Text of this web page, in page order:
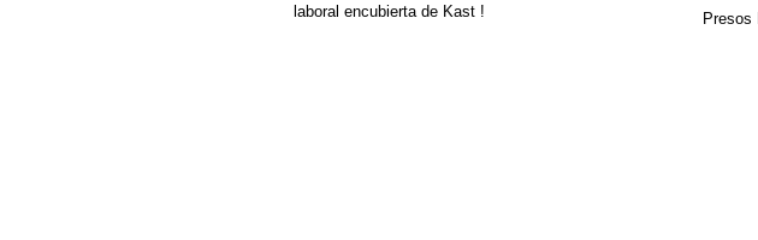
laboral encubierta de Kast !
Presos